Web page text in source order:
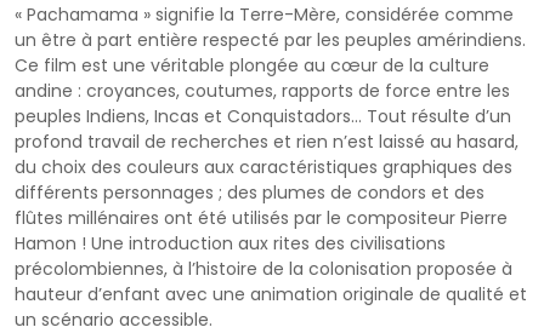
« Pachamama » signifie la Terre-Mère, considérée comme
un être à part entière respecté par les peuples amérindiens.
Ce film est une véritable plongée au cœur de la culture
andine : croyances, coutumes, rapports de force entre les
peuples Indiens, Incas et Conquistadors… Tout résulte d’un
profond travail de recherches et rien n’est laissé au hasard,
du choix des couleurs aux caractéristiques graphiques des
différents personnages ; des plumes de condors et des
flûtes millénaires ont été utilisés par le compositeur Pierre
Hamon ! Une introduction aux rites des civilisations
précolombiennes, à l’histoire de la colonisation proposée à
hauteur d’enfant avec une animation originale de qualité et
un scénario accessible.